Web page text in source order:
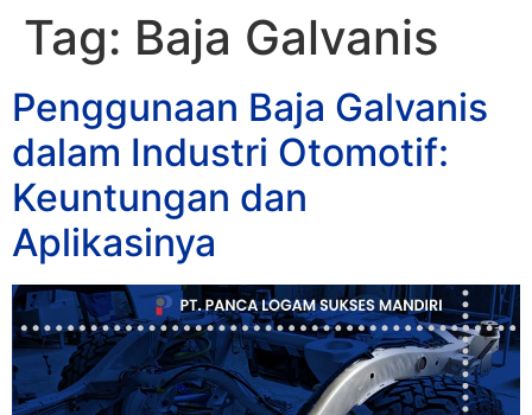
Tag: Baja Galvanis
Penggunaan Baja Galvanis
dalam Industri Otomotif:
Keuntungan dan
Aplikasinya